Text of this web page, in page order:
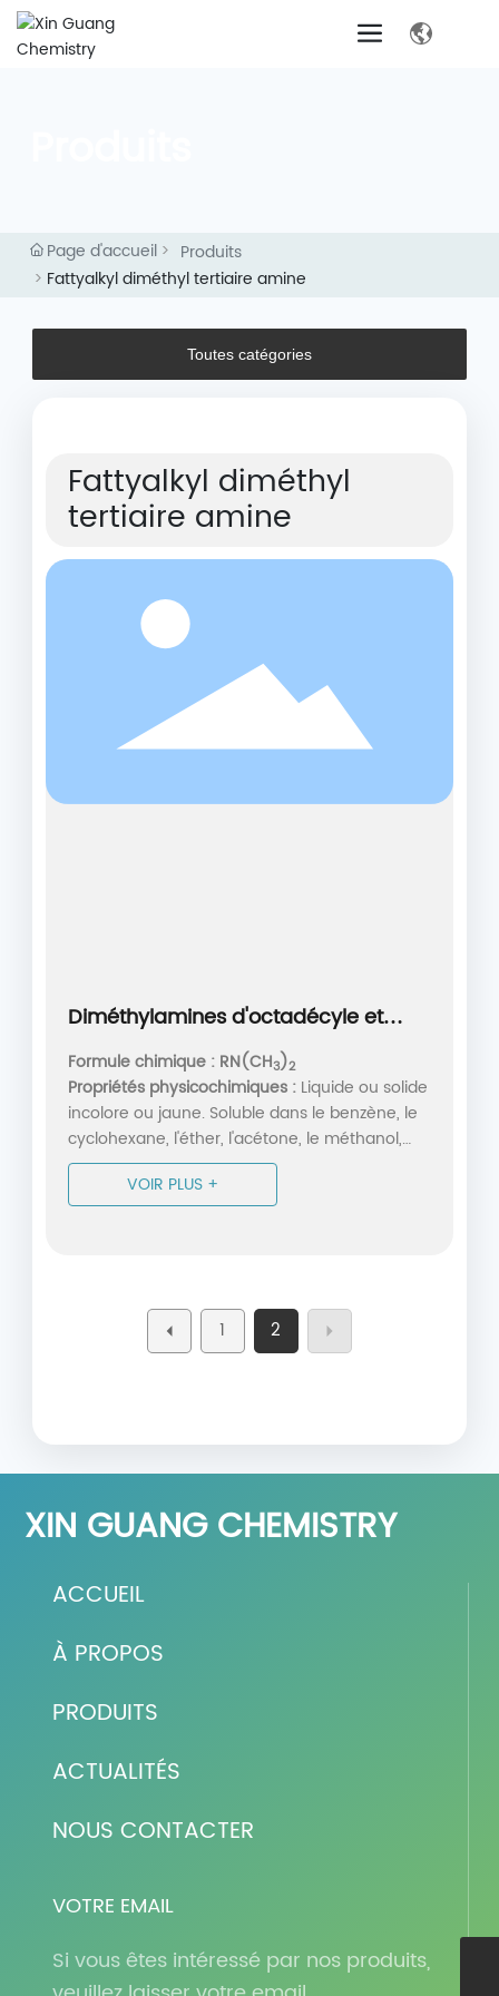
Page d'accueil
Produits
Fattyalkyl diméthyl tertiaire amine
Toutes catégories
Fattyalkyl diméthyl
tertiaire amine
Diméthylamines d'octadécyle et
d'hexadécyle
Formule chimique : RN(CH3)2
Propriétés physicochimiques : Liquide ou solide
incolore ou jaune. Soluble dans le benzène, le
cyclohexane, l'éther, l'acétone, le méthanol,
l'éthanol, insoluble dans l'eau.
VOIR PLUS +
1 2
XIN GUANG CHEMISTRY
ACCUEIL
À PROPOS
PRODUITS
ACTUALITÉS
NOUS CONTACTER
VOTRE EMAIL
Si vous êtes intéressé par nos produits,